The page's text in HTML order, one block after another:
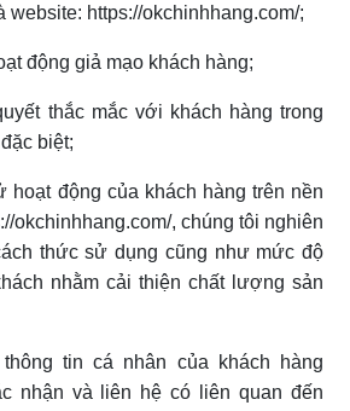
website: https://okchinhhang.com/;
động giả mạo khách hàng;
thắc mắc với khách hàng trong
biệt;
hoạt động của khách hàng trên nền
okchinhhang.com/, chúng tôi nghiên
thức sử dụng cũng như mức độ
nhằm cải thiện chất lượng sản
tin cá nhân của khách hàng
nhận và liên hệ có liên quan đến